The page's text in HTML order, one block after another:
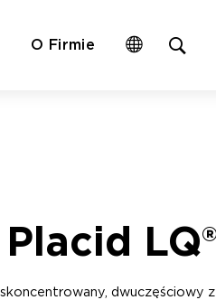
O Firmie
dwuczęściowy